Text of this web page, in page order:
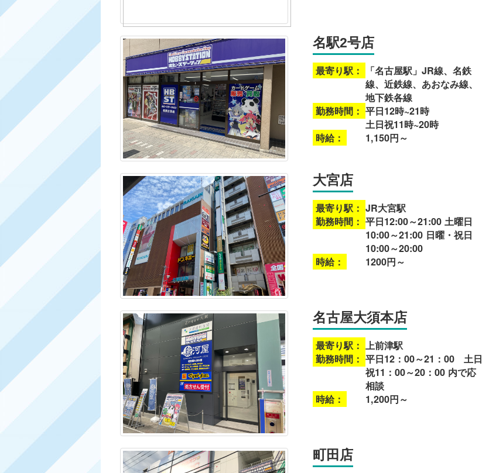
名駅2号店
最寄り駅：
「名古屋駅」JR線、名鉄
線、近鉄線、あおなみ線、
地下鉄各線
勤務時間： 平日12時~21時
土日祝11時~20時
時給：
1,150円～
大宮店
最寄り駅： JR大宮駅
勤務時間： 平日12:00～21:00 土曜日
10:00～21:00 日曜・祝日
10:00～20:00
時給：
1200円～
名古屋大須本店
最寄り駅： 上前津駅
勤務時間： 平日12：00～21：00 土日
祝11：00～20：00 内で応
相談
時給：
1,200円～
町田店